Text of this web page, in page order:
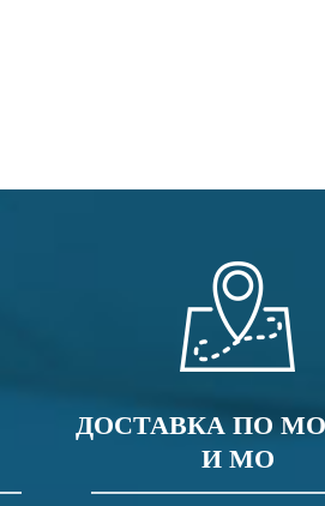
ДОСТАВКА ПО
И МО